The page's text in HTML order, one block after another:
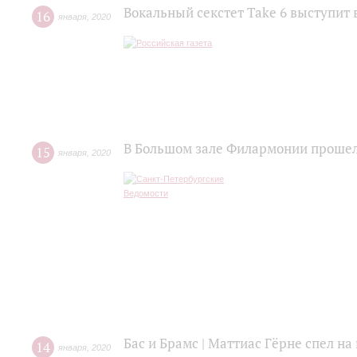
16 января 2020 Вокальный секстет Take 6 выступит
15 января 2020 В Большом зале Филармонии
14 января 2020 Бас и Брамс | Маттиас Гёрне спел